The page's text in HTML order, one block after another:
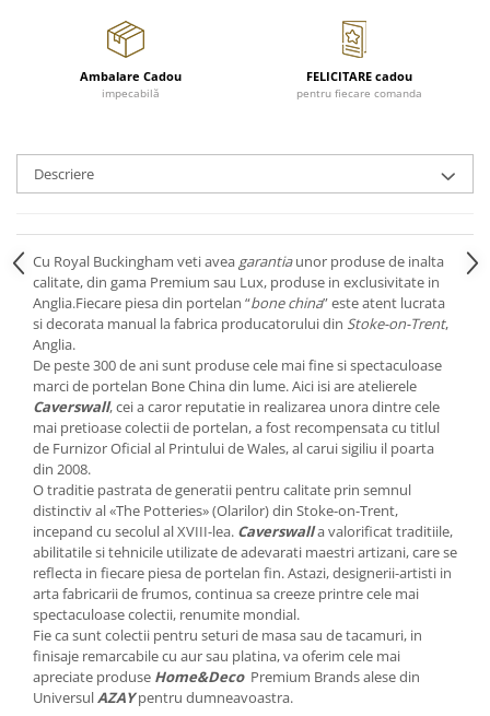
CELESTIAL PLATINUM
CORNUCOPIA
RENAISSANCE GOLD
ANTHEMION BLUE
OLD COUNTRY ROSES
PASHMINA
SIGNET PLATINUM
CELESTIAL GOLD
NATURE
CHINOISERIE WHITE
JASPER CONRAN WHITE
GILDED MUSE
WONDERLUST
MORRIS&AMP;CO
KINGSLEY
SERENDIPITY GOLD
SERENDIPITY PLATINUM
CHELSEA
MEDICEA
CELESTIAL
PATCHWORK WILLOW
Ambalare Cadou
impecabilă
FELICITARE cadou
pentru fiecare comanda
Descriere
Cu Royal Buckingham veti avea garantiaunor produse de inalta
calitate, din gama Premium sau Lux, produse in exclusivitate in
Anglia.Fiecare piesa din portelan “bone china” este atent lucrata
si decorata manual la fabrica producatorului din Stoke-on-Trent,
Anglia.
De peste 300 de ani sunt produse cele mai fine si spectaculoase
marci de portelan Bone China din lume. Aici isi are atelierele
Caverswall, cei a caror reputatie in realizarea unora dintre cele
mai pretioase colectii de portelan, a fost recompensata cu titlul
de Furnizor Oficial al Printului de Wales, al carui sigiliu il poarta
din 2008.
O traditie pastrata de generatii pentru calitate prin semnul
distinctiv al «The Potteries» (Olarilor) din Stoke-on-Trent,
incepand cu secolul al XVIII-lea. Caverswalla valorificat traditiile,
abilitatile si tehnicile utilizate de adevarati maestri artizani, care se
reflecta in fiecare piesa de portelan fin. Astazi, designerii-artisti in
arta fabricarii de frumos, continua sa creeze printre cele mai
spectaculoase colectii, renumite mondial.
Fie ca sunt colectii pentru seturi de masa sau de tacamuri, in
finisaje remarcabile cu aur sau platina, va oferim cele mai
apreciate produse Home&DecoPremium Brands alese din
UniversulAZAY pentru dumneavoastra.